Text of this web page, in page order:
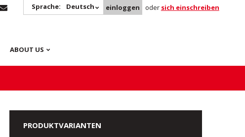
Sprache: Deutsch einloggen oder sich einschreiben
ABOUT US
PRODUKTVARIANTEN